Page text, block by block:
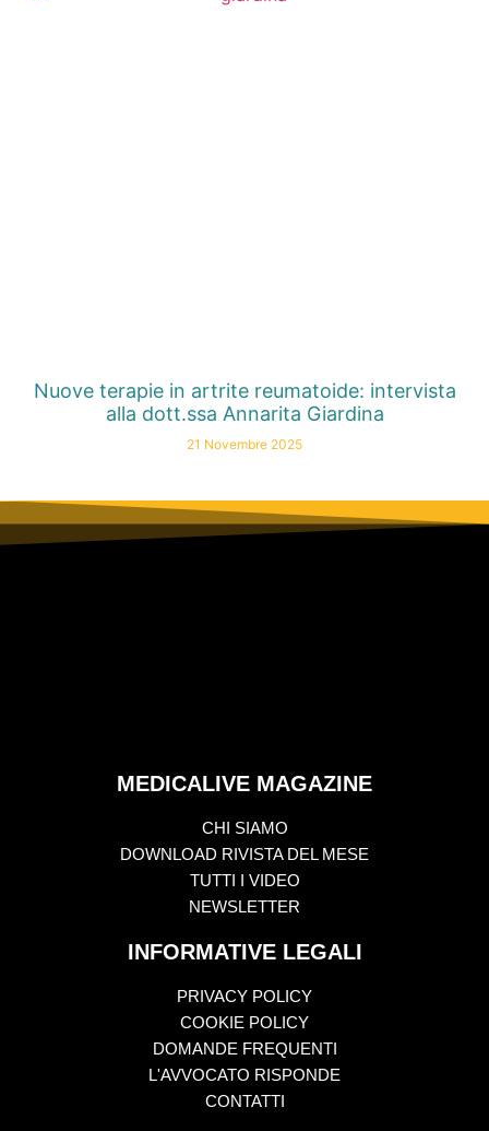
Nuove terapie in artrite reumatoide: intervista
alla dott.ssa Annarita Giardina
21 Novembre 2025
MEDICALIVE MAGAZINE
CHI SIAMO
DOWNLOAD RIVISTA DEL MESE
TUTTI I VIDEO
NEWSLETTER
INFORMATIVE LEGALI
PRIVACY POLICY
COOKIE POLICY
DOMANDE FREQUENTI
L'AVVOCATO RISPONDE
CONTATTI